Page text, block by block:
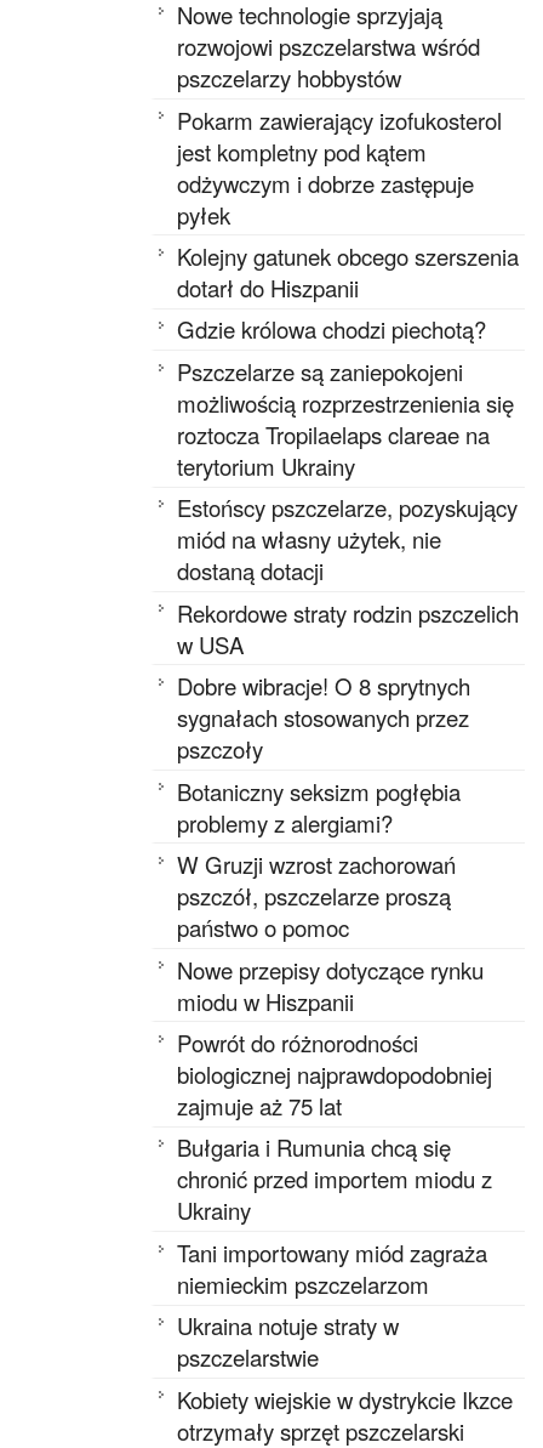
Nowe technologie sprzyjają
rozwojowi pszczelarstwa wśród
pszczelarzy hobbystów
Pokarm zawierający izofukosterol
jest kompletny pod kątem
odżywczym i dobrze zastępuje
pyłek
Kolejny gatunek obcego szerszenia
dotarł do Hiszpanii
Gdzie królowa chodzi piechotą?
Pszczelarze są zaniepokojeni
możliwością rozprzestrzenienia się
roztocza Tropilaelaps clareae na
terytorium Ukrainy
Estońscy pszczelarze, pozyskujący
miód na własny użytek, nie
dostaną dotacji
Rekordowe straty rodzin pszczelich
w USA
Dobre wibracje! O 8 sprytnych
sygnałach stosowanych przez
pszczoły
Botaniczny seksizm pogłębia
problemy z alergiami?
W Gruzji wzrost zachorowań
pszczół, pszczelarze proszą
państwo o pomoc
Nowe przepisy dotyczące rynku
miodu w Hiszpanii
Powrót do różnorodności
biologicznej najprawdopodobniej
zajmuje aż 75 lat
Bułgaria i Rumunia chcą się
chronić przed importem miodu z
Ukrainy
Tani importowany miód zagraża
niemieckim pszczelarzom
Ukraina notuje straty w
pszczelarstwie
Kobiety wiejskie w dystrykcie Ikzce
otrzymały sprzęt pszczelarski